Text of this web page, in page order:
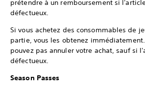
prétendre à un remboursement si
défectueux.
Si vous achetez des consommables de
partie, vous les obtenez
pouvez pas annuler votre achat, sauf si
défectueux.
Season Passes